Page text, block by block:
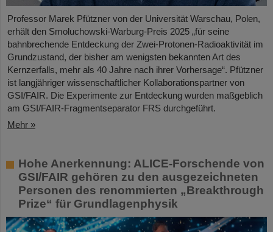
Professor Marek Pfützner von der Universität Warschau, Polen,
erhält den Smoluchowski-Warburg-Preis 2025 „für seine
bahnbrechende Entdeckung der Zwei-Protonen-Radioaktivität im
Grundzustand, der bisher am wenigsten bekannten Art des
Kernzerfalls, mehr als 40 Jahre nach ihrer Vorhersage“. Pfützner
ist langjähriger wissenschaftlicher Kollaborationspartner von
GSI/FAIR. Die Experimente zur Entdeckung wurden maßgeblich
am GSI/FAIR-Fragmentseparator FRS durchgeführt.
Mehr »
Hohe Anerkennung: ALICE-Forschende von
GSI/FAIR gehören zu den ausgezeichneten
Personen des renommierten „Breakthrough
Prize“ für Grundlagenphysik